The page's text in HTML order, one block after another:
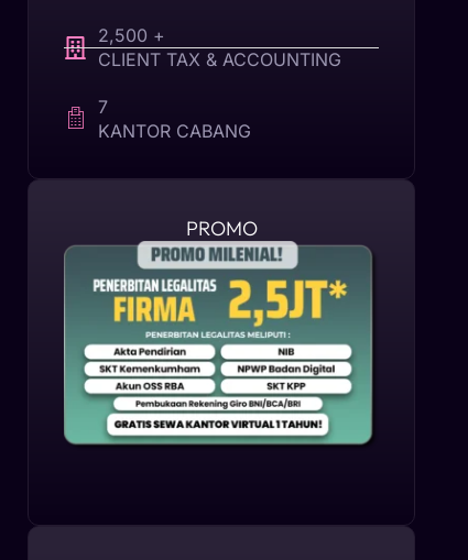
2,500 +
CLIENT TAX & ACCOUNTING
7
KANTOR CABANG
PROMO